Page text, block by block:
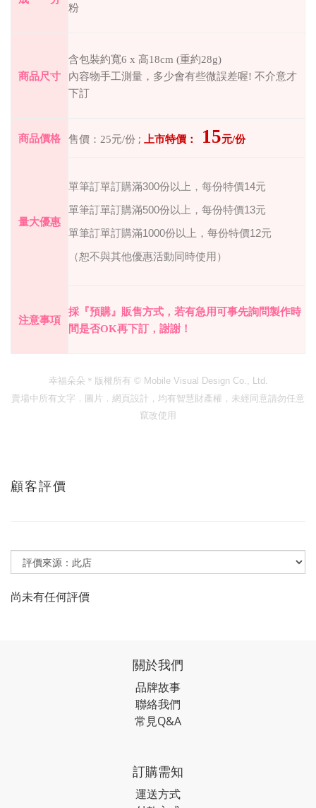
粉
商品尺寸
含包裝約寬6 x 高18cm (重約28g)
內容物手工測量，多少會有些微誤差喔! 不介意才
下訂
商品價格 售價： 25元/份 ; 上市特價： 15元/份
量大優惠
單筆訂單訂購滿300份以上，每份特價14元
單筆訂單訂購滿500份以上，每份特價13元
單筆訂單訂購滿1000份以上，每份特價12元
（恕不與其他優惠活動同時使用）
注意事項
採『預購』販售方式，若有急用可事先詢問製作時
間是否OK再下訂，謝謝！
幸福朵朵＊版權所有 © Mobile Visual Design Co., Ltd.
賣場中所有文字．圖片．網頁設計，均有智慧財產權，未經同意請勿任意
竄改使用
顧客評價
尚未有任何評價
關於我們
品牌故事
聯絡我們
常見Q&A
訂購需知
運送方式